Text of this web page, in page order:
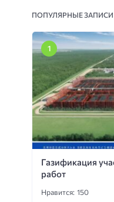
ПОПУЛЯРНЫЕ ЗАПИСИ
Газификация
работ
Нравится: 150